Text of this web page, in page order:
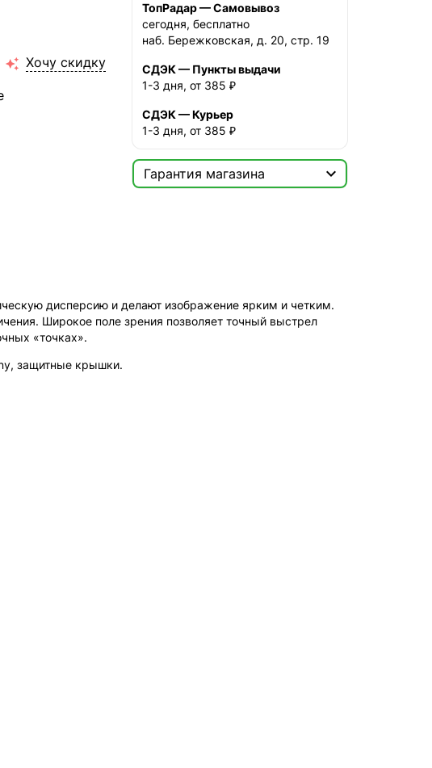
 Хочу скидку
ТопРадар — Самовывоз
сегодня, бесплатно
наб. Бережковская, д. 20, стр. 19
СДЭК — Пункты выдачи
1-3 дня, от 385 ₽
СДЭК — Курьер
1-3 дня, от 385 ₽
Гарантия магазина

дисперсию и делают изображение ярким и четким.
Широкое поле зрения позволяет точный выстрел
«точках».
защитные крышки.